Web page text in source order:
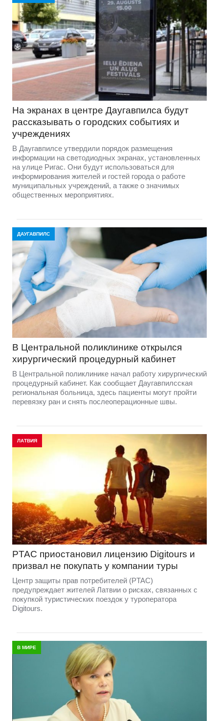
На экранах в центре Даугавпилса будут
рассказывать о городских событиях и
учреждениях
В Даугавпилсе утвердили порядок размещения
информации на светодиодных экранах, установленных
на улице Ригас. Они будут использоваться для
информирования жителей и гостей города о работе
муниципальных учреждений, а также о значимых
общественных мероприятиях.
ДАУГАВПИЛС
В Центральной поликлинике открылся
хирургический процедурный кабинет
В Центральной поликлинике начал работу хирургический
процедурный кабинет. Как сообщает Даугавпилсская
региональная больница, здесь пациенты могут пройти
перевязку ран и снять послеоперационные швы.
ЛАТВИЯ
PTAC приостановил лицензию Digitours и
призвал не покупать у компании туры
Центр защиты прав потребителей (PTAC)
предупреждает жителей Латвии о рисках, связанных с
покупкой туристических поездок у туроператора
Digitours.
В МИРЕ